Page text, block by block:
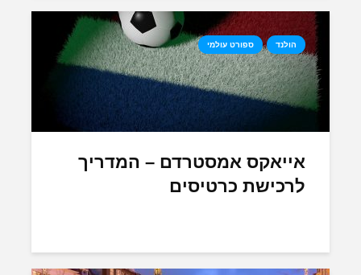
הולנד ספורט עולמי
אייאקס אמסטרדם – המדריך
לרכישת כרטיסים